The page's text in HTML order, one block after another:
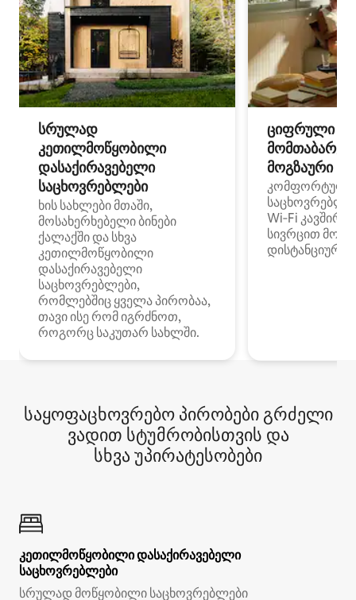
სრულად
კეთილმოწყობილი
დასაქირავებელი
საცხოვრებლები
ხის სახლები მთაში,
მოსახერხებელი ბინები
ქალაქში და სხვა
კეთილმოწყობილი
დასაქირავებელი
საცხოვრებლები,
რომლებშიც ყველა პირობაა,
თავი ისე რომ იგრძნოთ,
როგორც საკუთარ სახლში.
ციფრული
მოგზაური
კომფორტული
Wi‑Fi
სივრცით
დისტანციური
საყოფაცხოვრებო პირობები გრძელი
ვადით სტუმრობისთვის და
სხვა უპირატესობები
კეთილმოწყობილი დასაქირავებელი
საცხოვრებლები
სრულად მოწყობილი საცხოვრებლები